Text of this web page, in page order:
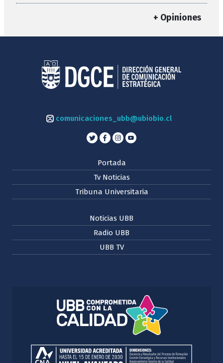
+ Opiniones
comunicaciones_ubb@ubiobio.cl
Portada
Tv Noticias
Tribuna Universitaria
Noticias UBB
Radio UBB
UBB TV